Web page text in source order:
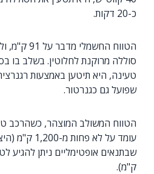
כ-20 דקות.
הטווח
טעינה, היא תיטען באמצעות
שפועל גם כגנרטור.
הטווח המשולב המוצהר, כשהרכב
עומד על לא
ק"מ).